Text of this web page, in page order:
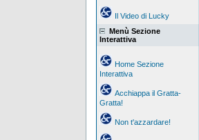
Il Video di Lucky
Menù Sezione
Interattiva
Home Sezione
Interattiva
Acchiappa il Gratta-
Gratta!
Non t'azzardare!